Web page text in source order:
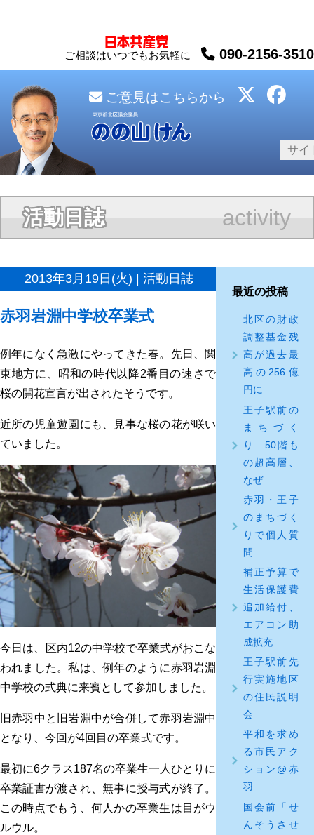
ご相談はいつでもお気軽に 090-2156-3510
ご意見はこちらから
活動日誌 activity
2013年3月19日(火) | 活動日誌
赤羽岩淵中学校卒業式
例年になく急激にやってきた春。先日、関
東地方に、昭和の時代以降2番目の速さで
桜の開花宣言が出されたそうです。
近所の児童遊園にも、見事な桜の花が咲い
ていました。
今日は、区内12の中学校で卒業式がおこな
われました。私は、例年のように赤羽岩淵
中学校の式典に来賓として参加しました。
旧赤羽中と旧岩淵中が合併して赤羽岩淵中
となり、今回が4回目の卒業式です。
最初に6クラス187名の卒業生一人ひとりに
卒業証書が渡され、無事に授与式が終了。
この時点でもう、何人かの卒業生は目がウ
ルウル。
最近の投稿
北区の財政
調整基金残
高が過去最
高の256億
円に
王子駅前の
まちづく
り 50階も
の超高層、
なぜ
赤羽・王子
のまちづく
りで個人質
問
補正予算で
生活保護費
追加給付、
エアコン助
成拡充
王子駅前先
行実施地区
の住民説明
会
平和を求め
る市民アク
ション@赤
羽
国会前「せ
んそうさせ